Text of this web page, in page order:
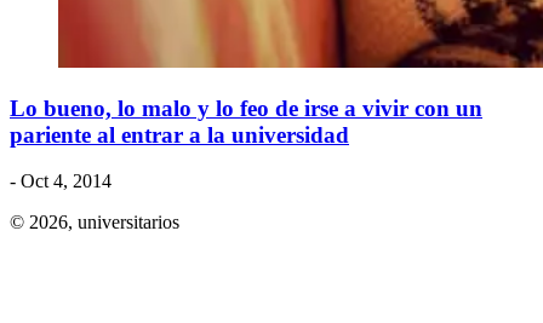
Lo bueno, lo malo y lo feo de irse a vivir con un
pariente al entrar a la universidad
- Oct 4, 2014
© 2026, universitarios